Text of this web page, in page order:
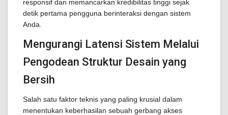
responsif dan memancarkan kredibilitas tinggi sejak
detik pertama pengguna berinteraksi dengan sistem
Anda.
Mengurangi Latensi Sistem Melalui
Pengodean Struktur Desain yang
Bersih
Salah satu faktor teknis yang paling krusial dalam
menentukan keberhasilan sebuah gerbang akses